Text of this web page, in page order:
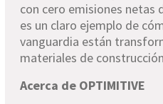
con cero emisiones netas
es un claro ejemplo de
vanguardia están
materiales de
Acerca de OPTIMITIVE